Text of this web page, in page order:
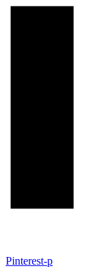
Pinterest-p